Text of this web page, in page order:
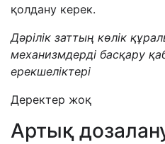
қолдану керек.
Дәрілік заттың көлік
механизмдерді басқару
ерекшеліктері
Деректер жоқ
Артық